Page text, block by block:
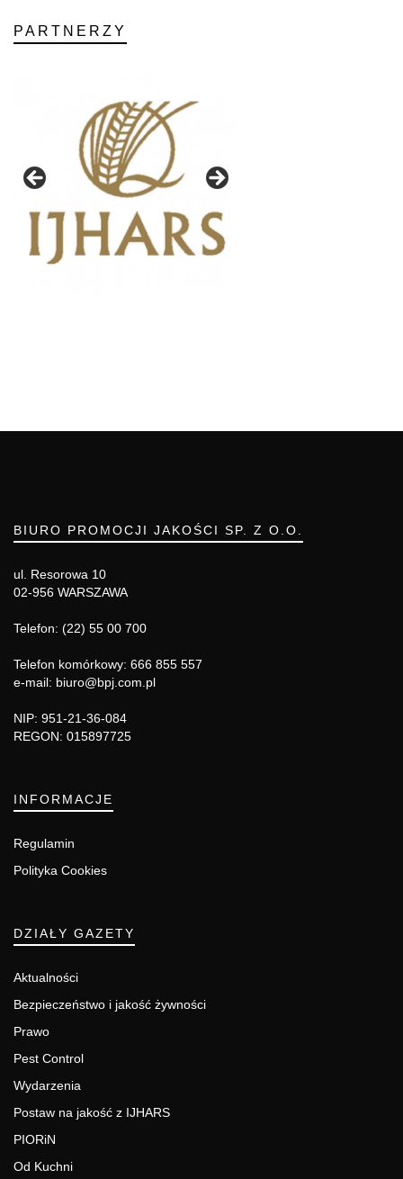
PARTNERZY
BIURO PROMOCJI JAKOŚCI SP. Z O.O.
ul. Resorowa 10
02-956 WARSZAWA
Telefon: (22) 55 00 700
Telefon komórkowy: 666 855 557
e-mail: biuro@bpj.com.pl
NIP: 951-21-36-084
REGON: 015897725
INFORMACJE
Regulamin
Polityka Cookies
DZIAŁY GAZETY
Aktualności
Bezpieczeństwo i jakość żywności
Prawo
Pest Control
Wydarzenia
Postaw na jakość z IJHARS
PIORiN
Od Kuchni